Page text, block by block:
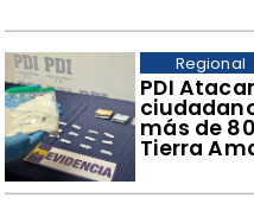
​PDI
más de
Tierra
Regional